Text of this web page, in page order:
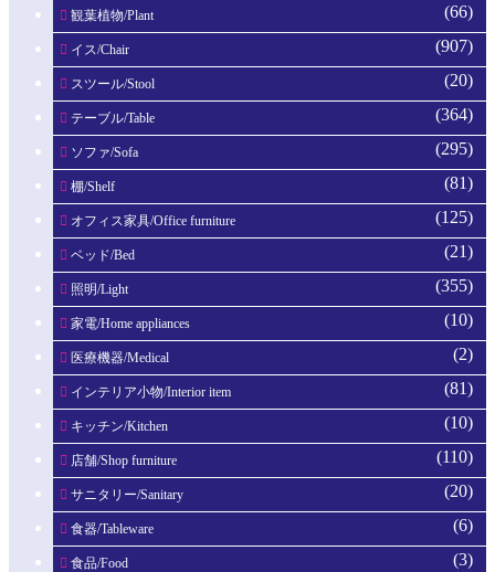
観葉植物/Plant (66)
イス/Chair (907)
スツール/Stool (20)
テーブル/Table (364)
ソファ/Sofa (295)
棚/Shelf (81)
オフィス家具/Office furniture (125)
ベッド/Bed (21)
照明/Light (355)
家電/Home appliances (10)
医療機器/Medical (2)
インテリア小物/Interior item (81)
キッチン/Kitchen (10)
店舗/Shop furniture (110)
サニタリー/Sanitary (20)
食器/Tableware (6)
食品/Food (3)